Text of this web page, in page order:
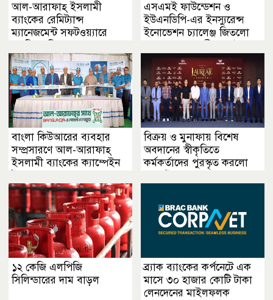
আল-আরাফাহ্ ইসলামী
ব্যাংকের রেমিট্যান্স
ম্যানেজমেন্ট সফটওয়্যারে
এসএমই ফাউন্ডেশন ও
ইউএনডিপি-এর ইনস্যুরেন্স
ইনোভেশন চ্যালেঞ্জ জিতলো
বাংলা কিউআরের ব্যবহার
সম্প্রসারণে আল-আরাফাহ্
ইসলামী ব্যাংকের ক্যাম্পেইন
বিক্রয় ও মুনাফায় বিশেষ
অবদানের স্বীকৃতিতে
কর্মকর্তাদের পুরস্কৃত করলো
১২ কেজি এলপিজি
সিলিন্ডারের দাম বাড়ল
ব্র্যাক ব্যাংকের কর্পনেটে এক
মাসে ৩০ হাজার কোটি টাকা
লেনদেনের মাইলফলক